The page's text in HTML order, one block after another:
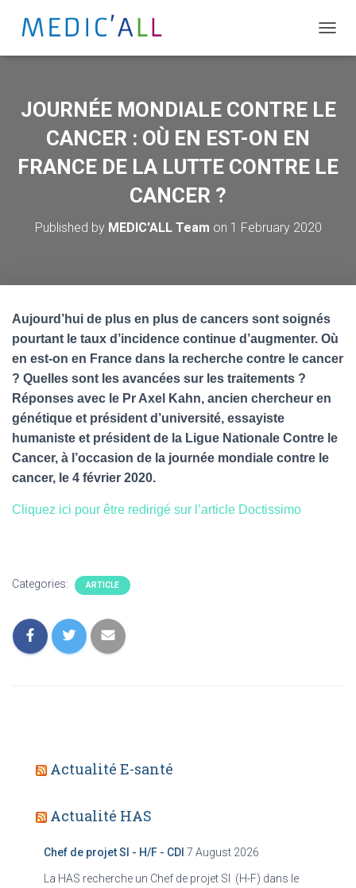
O
L
E
V
I
JOURNÉE MONDIALE CONTRE LE
CANCER : OÙ EN EST-ON EN
FRANCE DE LA LUTTE CONTRE LE
CANCER ?
Published by MEDIC'ALL Team on 1 February 2020
Aujourd’hui de plus en plus de cancers sont soignés
pourtant le taux d’incidence continue d’augmenter. Où
en est-on en France dans la recherche contre le cancer
? Quelles sont les avancées sur les traitements ?
Réponses avec le Pr Axel Kahn, ancien chercheur en
génétique et président d’université, essayiste
humaniste et président de la Ligue Nationale Contre le
Cancer, à l’occasion de la journée mondiale contre le
cancer, le 4 février 2020.
Cliquez ici pour être redirigé sur l’article Doctissimo
Categories: ARTICLE
Actualité E-santé
Actualité HAS
Chef de projet SI - H/F - CDI 7 August 2026
La HAS recherche un Chef de projet SI (H-F) dans le